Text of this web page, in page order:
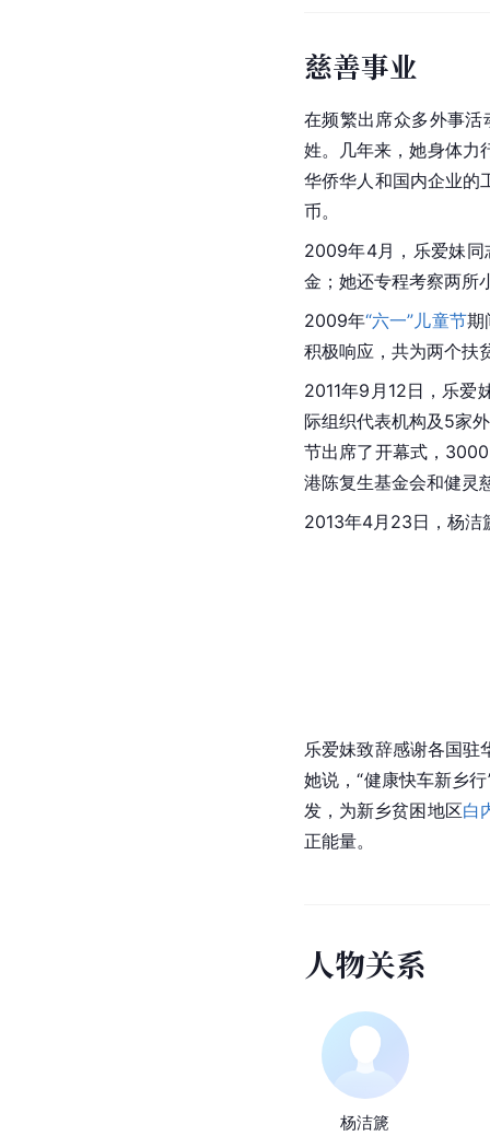
慈善事业
在频繁出席众多外事
姓。几年来，她身体力
华侨华人和国内企业的
币。
2009年4月，乐爱妹同
金；她还专程考察两所
2009年“六一”儿童节期
积极响应，共为两个扶
2011年9月12日，乐爱
际组织代表机构及5家
节出席了开幕式，
港陈复生基金会和健灵
2013年4月23日，杨洁
乐爱妹致辞感谢各国驻
她说，“健康快车新乡
发，为新乡贫困地区白
正能量。
人物关系
杨洁篪